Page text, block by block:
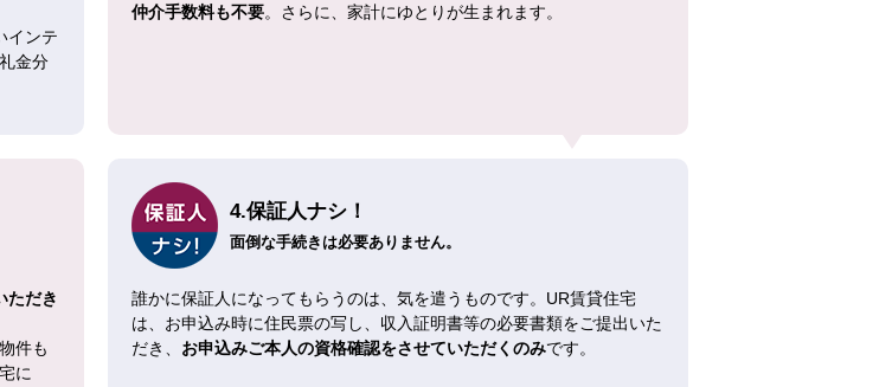
インテ
金分
仲介手数料も不要。さらに、家計にゆとりが生まれます。
ただき
件も
に
4.保証人ナシ！
面倒な手続きは必要ありません。
誰かに保証人になってもらうのは、気を遣うものです。UR賃貸住宅
は、お申込み時に住民票の写し、収入証明書等の必要書類をご提出いた
だき、 お申込みご本人の資格確認をさせていただくのみです。